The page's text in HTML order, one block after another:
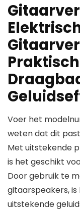
Voer het
weten dat dit
Met uitstekende
is het geschikt
Door gebruik te
gitaarspeakers,
uitstekende